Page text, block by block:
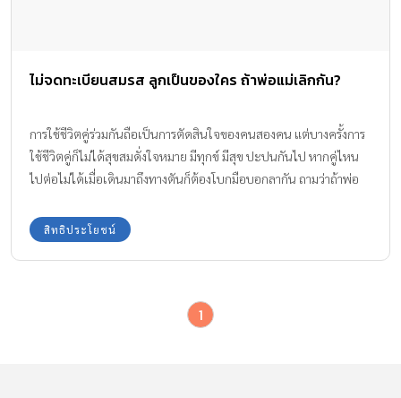
ไม่จดทะเบียนสมรส ลูกเป็นของใคร ถ้าพ่อแม่เลิกกัน?
การใช้ชีวิตคู่ร่วมกันถือเป็นการตัดสินใจของคนสองคน แต่บางครั้งการ
ใช้ชีวิตคู่ก็ไม่ได้สุขสมดั่งใจหมาย มีทุกข์ มีสุข ปะปนกันไป หากคู่ไหน
ไปต่อไม่ได้เมื่อเดินมาถึงทางตันก็ต้องโบกมือบอกลากัน ถามว่าถ้าพ่อ
ได้ลูกไปอยู่ด้วย ทีมงาน Amarin Baby & Kids จะมาคลายข้อสงสัยนี้ให้
ค่ะ
สิทธิประโยชน์
1